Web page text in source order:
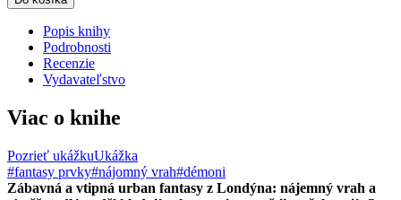
Popis knihy
Podrobnosti
Recenzie
Vydavateľstvo
Viac o knihe
Pozrieť ukážkuUkážka
#fantasy prvky#nájomný vrah#démoni
Zábavná a vtipná urban fantasy z Londýna: nájemný vrah a